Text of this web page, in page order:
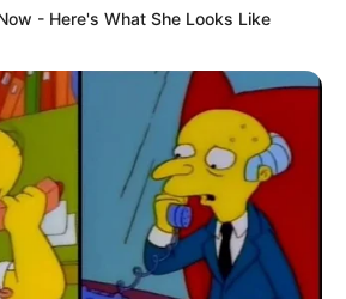
Unterstützung, ohne dass sich
- Here's What She Looks Like